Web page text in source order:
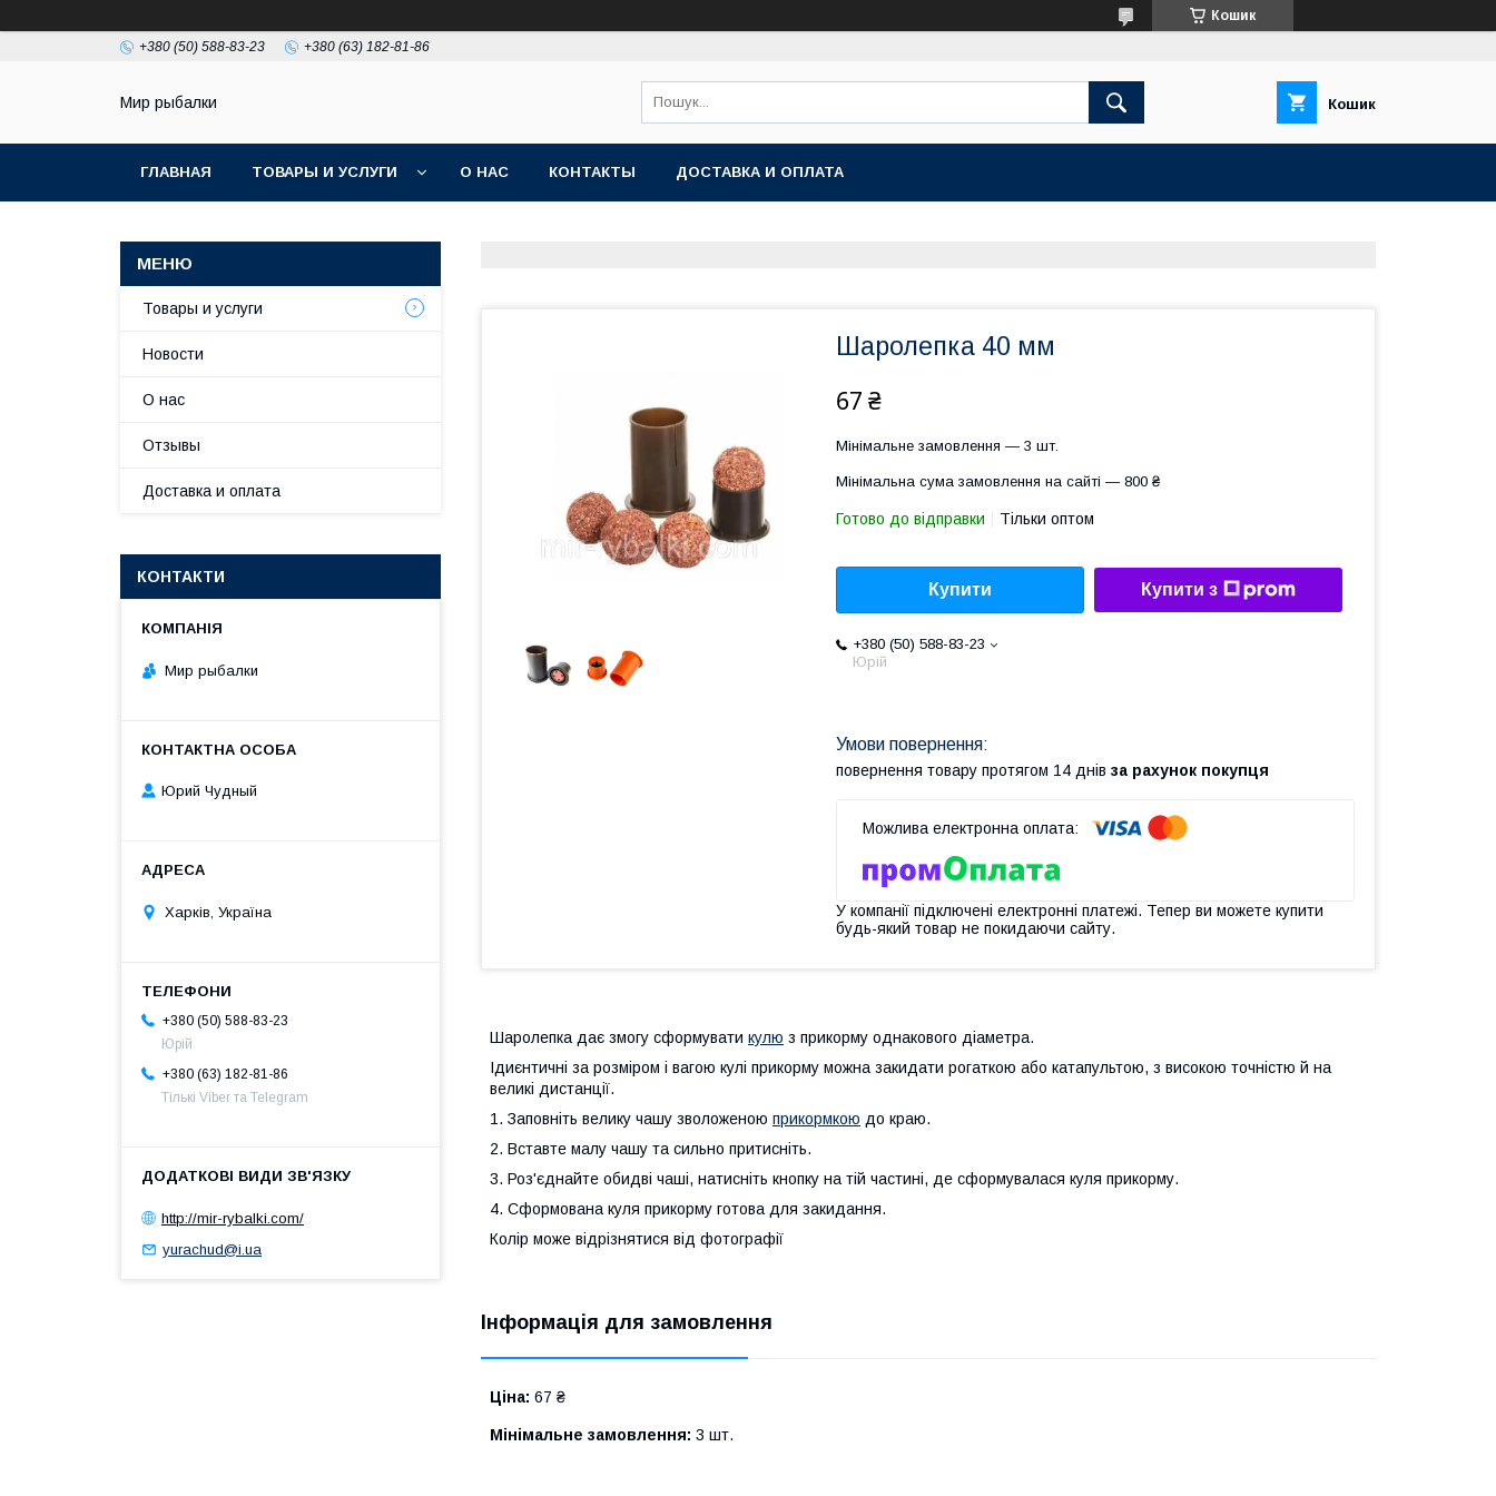
Кошик
+380 (50) 588-83-23 +380 (63) 182-81-86
Мир рыбалки Кошик
ГЛАВНАЯ ТОВАРЫ И УСЛУГИ О НАС КОНТАКТЫ ДОСТАВКА И ОПЛАТА
Шаролепка 40 мм
67 ₴
Мінімальне замовлення — 3 шт.
Мінімальна сума замовлення на сайті — 800 ₴
Готово до відправки Тільки оптом
Купити Купити з
+380 (50) 588-83-23
Юрій
повернення товару протягом 14 днів за рахунок покупця
У компанії підключені електронні платежі. Тепер ви можете купити
будь-який товар не покидаючи сайту.
Шаролепка дає змогу сформувати кулю з прикорму однакового діаметра.
Ідиєнтичні за розміром і вагою кулі прикорму можна закидати рогаткою або катапультою, з високою точністю й на
великі дистанції.
1. Заповніть велику чашу зволоженою прикормкою до краю.
2. Вставте малу чашу та сильно притисніть.
3. Роз'єднайте обидві чаші, натисніть кнопку на тій частині, де сформувалася куля прикорму.
4. Сформована куля прикорму готова для закидання.
Колір може відрізнятися від фотографії
Інформація для замовлення
Ціна: 67 ₴
Мінімальне замовлення: 3 шт.
Товары и услуги
Новости
О нас
Отзывы
Доставка и оплата
КОНТАКТИ
Мир рыбалки
Юрий Чудный
Харків, Україна
+380 (50) 588-83-23
Юрій
+380 (63) 182-81-86
Тількі Viber та Telegram
http://mir-rybalki.com/
yurachud@i.ua